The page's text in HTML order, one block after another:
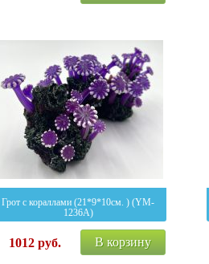
Грот с кораллами (21*9*10см. ) (YM-
1236A)
1012руб. В корзину